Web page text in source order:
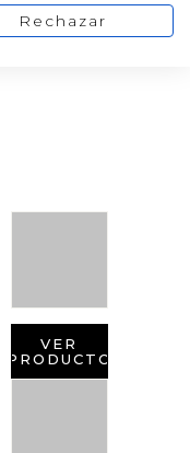
VER
PRODUCTO
Rechazar